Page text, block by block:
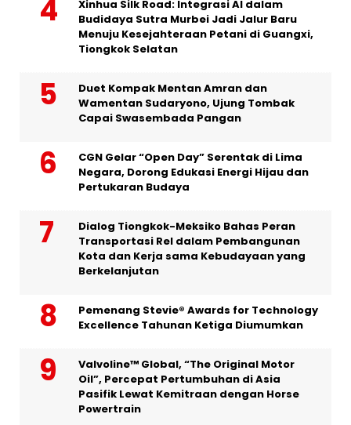
Xinhua Silk Road: Integrasi AI dalam
Budidaya Sutra Murbei Jadi Jalur Baru
Menuju Kesejahteraan Petani di Guangxi,
Tiongkok Selatan
Duet Kompak Mentan Amran dan
Wamentan Sudaryono, Ujung Tombak
Capai Swasembada Pangan
CGN Gelar “Open Day” Serentak di Lima
Negara, Dorong Edukasi Energi Hijau dan
Pertukaran Budaya
Dialog Tiongkok-Meksiko Bahas Peran
Transportasi Rel dalam Pembangunan
Kota dan Kerja sama Kebudayaan yang
Berkelanjutan
Pemenang Stevie® Awards for Technology
Excellence Tahunan Ketiga Diumumkan
Valvoline™ Global, “The Original Motor
Oil”, Percepat Pertumbuhan di Asia
Pasifik Lewat Kemitraan dengan Horse
Powertrain